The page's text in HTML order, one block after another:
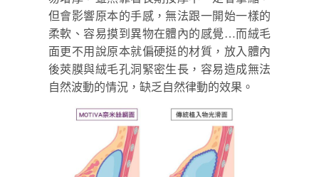
但會影響原本的手感，無法跟一開始一樣的
柔軟、容易摸到異物在體內的感覺…而絨毛
面更不用說原本就偏硬挺的材質，放入體內
後莢膜與絨毛孔洞緊密生長，容易造成無法
自然波動的情況，缺乏自然律動的效果。